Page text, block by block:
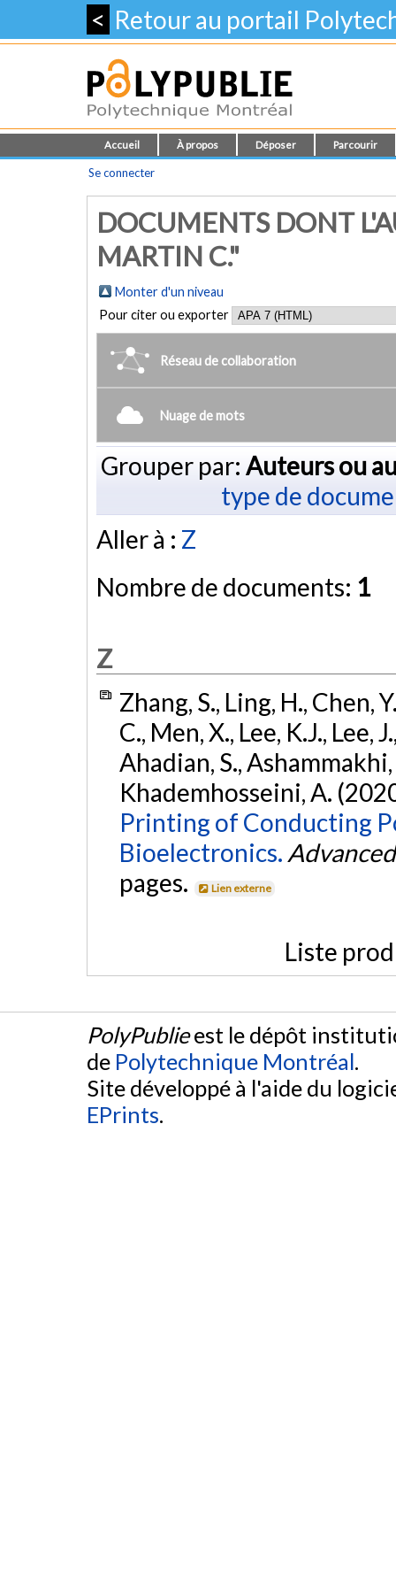
< Retour au portail
Accueil À propos Déposer Parcourir
Se connecter
DOCUMENTS DONT
MARTIN C."
Monter d'un niveau
Pour citer ou exporter
Réseau de collaboration
Nuage de mots
Grouper par: Auteurs ou
type de
Aller à : Z
Nombre de documents: 1
Z
Zhang, S., Ling, H., Chen,
C., Men, X., Lee, K.J., Lee,
Ahadian, S.,
Khademhosseini, A.
Printing of Conducting
Bioelectronics.
pages.
Lien externe
Liste
PolyPublieest le dépôt
de Polytechnique Montréal.
Site développé à l'aide du
EPrints.